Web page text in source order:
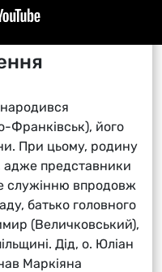
Франківськ), його
При цьому, родину
представники
служінню впродовж
батько головного
(Величковський),
Дід, о. Юліан
Маркіяна